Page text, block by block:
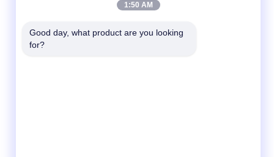
Télégramme 1:50 AM
Good day, what product are you looking
for?